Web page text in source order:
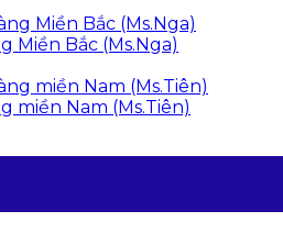
Miền Bắc (Ms.Nga)
miền Nam (Ms.Tiên)